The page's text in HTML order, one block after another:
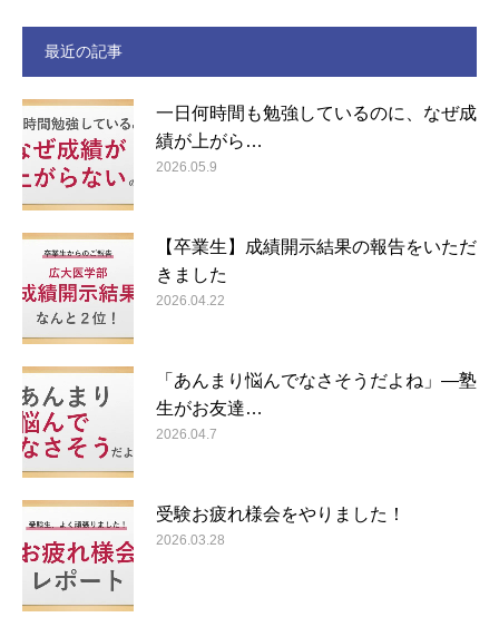
最近の記事
一日何時間も勉強しているのに、なぜ成
績が上がら…
2026.05.9
【卒業生】成績開示結果の報告をいただ
きました
2026.04.22
「あんまり悩んでなさそうだよね」―塾
生がお友達…
2026.04.7
受験お疲れ様会をやりました！
2026.03.28